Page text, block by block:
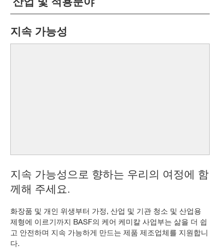
지속 가능성
지속 가능성으로 향하는 우리의 여정에 함
께해 주세요.
화장품 및 개인 위생부터 가정, 산업 및 기관 청소 및 산업용
제형에 이르기까지 BASF의 케어 케미칼 사업부는 삶을 더 쉽
고 안전하며 지속 가능하게 만드는 제품 제조업체를 지원합니
다.